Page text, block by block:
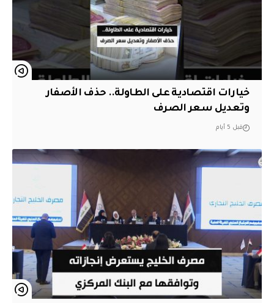
خيارات اقتصادية على الطاولة.. حذف الأصفار
وتعديل سعر الصرف
قبل 5 أيام